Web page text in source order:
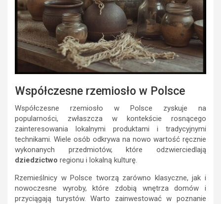
Współczesne rzemiosło w Polsce
Współczesne rzemiosło w Polsce zyskuje na
popularności, zwłaszcza w kontekście rosnącego
zainteresowania lokalnymi produktami i tradycyjnymi
technikami. Wiele osób odkrywa na nowo wartość ręcznie
wykonanych przedmiotów, które odzwierciedlają
dziedzictwo regionu i lokalną kulturę.
Rzemieślnicy w Polsce tworzą zarówno klasyczne, jak i
nowoczesne wyroby, które zdobią wnętrza domów i
przyciągają turystów. Warto zainwestować w poznanie